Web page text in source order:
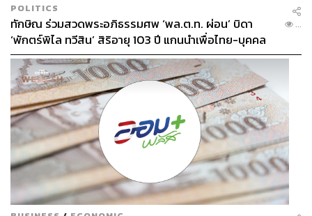
POLITICS
ทักษิณ ร่วมสวดพระอภิธรรมศพ ‘พล.ต.ท. ผ่อน’ บิดา
‘พักตร์พิไล ทวีสิน’ สิริอายุ 103 ปี แกนนำเพื่อไทย-บุคคล
หลากวงการร่วมอาลัย
...